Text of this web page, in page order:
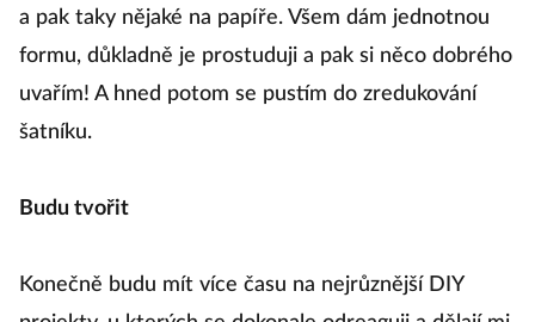
a pak taky nějaké na papíře. Všem dám jednotnou
formu, důkladně je prostuduji a pak si něco dobrého
uvařím! A hned potom se pustím do zredukování
šatníku.
Budu tvořit
Konečně budu mít více času na nejrůznější DIY